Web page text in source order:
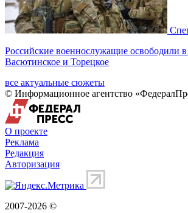
Российские военнослужащие освободили
Васютинское и Торецкое
все актуальные сюжеты
© Информационное агентство
О проекте
Реклама
Редакция
Авторизация
2007-2026 ©